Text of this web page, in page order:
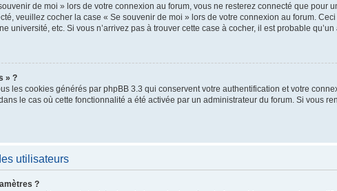
de moi » lors de votre connexion au forum, vous ne resterez connecté que pour
veuillez cocher la case « Se souvenir de moi » lors de votre connexion au forum.
université, etc. Si vous n’arrivez pas à trouver cette case à cocher, il est probable
» ?
les cookies générés par phpBB 3.3 qui conservent votre authentification et votre
le cas où cette fonctionnalité a été activée par un administrateur du forum. Si vous
utilisateurs
?